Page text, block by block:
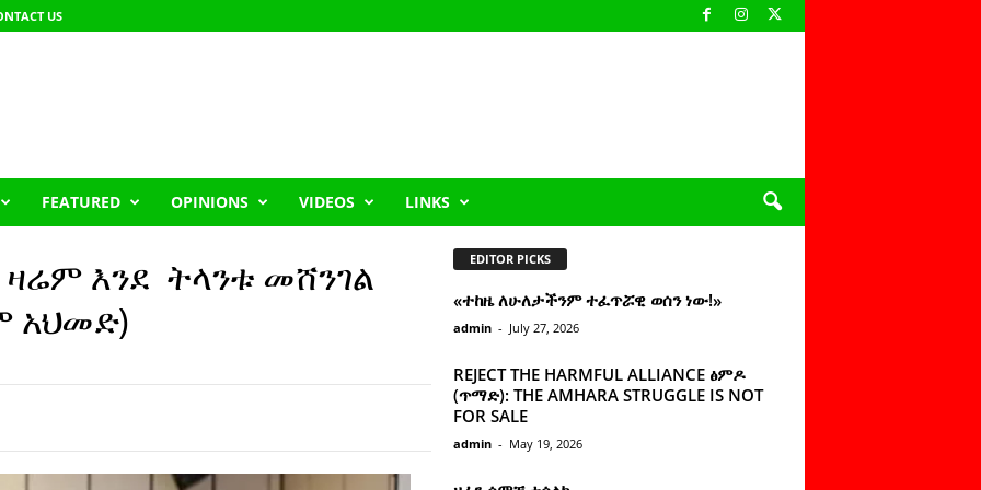
US
FEATURED OPINIONS VIDEOS LINKS
እንደ ትላንቱ መሸንገል
አህመድ)
EDITOR PICKS
«ተከዜ ለሁለታችንም ተፈጥሯዊ ወሰን ነው!»
admin - July 27, 2026
REJECT THE HARMFUL ALLIANCE ፅምዶ
(ጥማድ): THE AMHARA STRUGGLE IS NOT
FOR SALE
admin - May 19, 2026